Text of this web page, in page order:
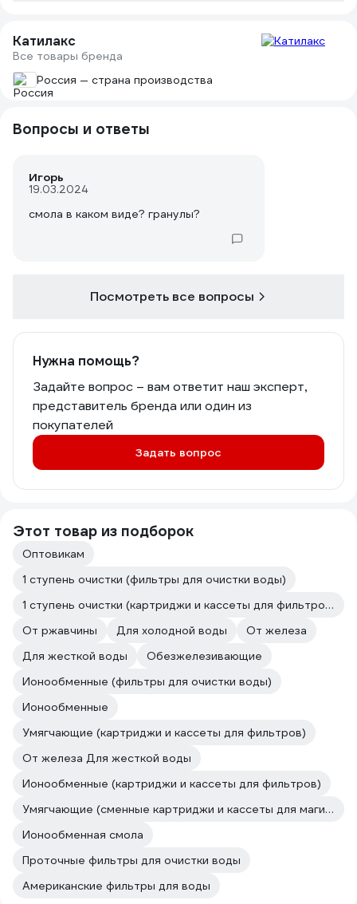
Катилакс
Все товары бренда
Россия — страна производства
Вопросы и ответы
Игорь
19.03.2024
смола в каком виде? гранулы?
Посмотреть все вопросы
Нужна помощь?
Задайте вопрос – вам ответит наш эксперт,
представитель бренда или один из
покупателей
Задать вопрос
Этот товар из подборок
Оптовикам
1 ступень очистки (фильтры для очистки воды)
1 ступень очистки (картриджи и кассеты для фильтров)
От ржавчины
Для холодной воды
От железа
Для жесткой воды
Обезжелезивающие
Ионообменные (фильтры для очистки воды)
Ионообменные
Умягчающие (картриджи и кассеты для фильтров)
От железа Для жесткой воды
Ионообменные (картриджи и кассеты для фильтров)
Умягчающие (сменные картриджи и кассеты для магистральных фильтров и проточных систем)
Ионообменная смола
Проточные фильтры для очистки воды
Американские фильтры для воды